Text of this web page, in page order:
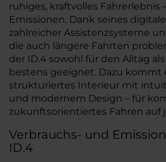
ruhiges, kraftvolles Fahrerlebnis
Emissionen. Dank seines
zahlreicher Assistenzsysteme
die auch längere Fahrten
der ID.4 sowohl für den Alltag
bestens geeignet. Dazu kommt
strukturiertes Interieur mit
und modernem Design – für
zukunftsorientiertes Fahren auf
Verbrauchs- und
ID.4